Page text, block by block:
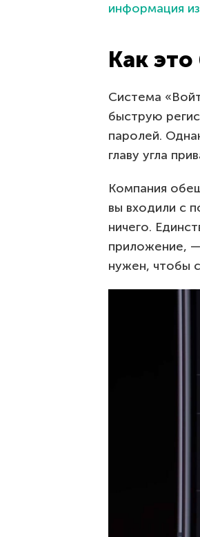
информация
Как это
Система
быструю
паролей.
главу угла
Компания
вы входили с
ничего.
приложение,
нужен, чтобы